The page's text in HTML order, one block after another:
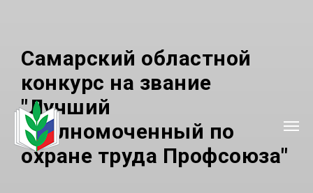
Самарский областной
конкурс на звание
"Лучший
уполномоченный по
охране труда Профсоюза"